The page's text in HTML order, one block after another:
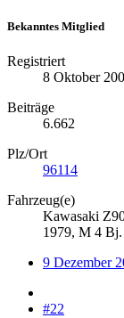
Bekanntes Mitglied
Registriert
8 Oktober
Beiträge
6.662
Plz/Ort
96114
Fahrzeug(e)
Kawasaki
1979, M 4
9 Dezember
#22